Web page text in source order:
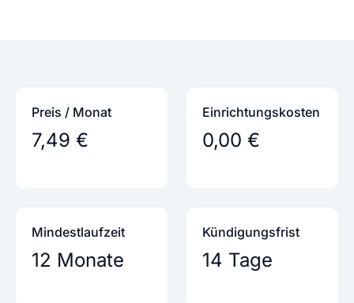
Preis / Monat
7,49 €
Einrichtungs­kosten
0,00 €
Mindestlaufzeit
12 Monate
Kündigungs­frist
14 Tage